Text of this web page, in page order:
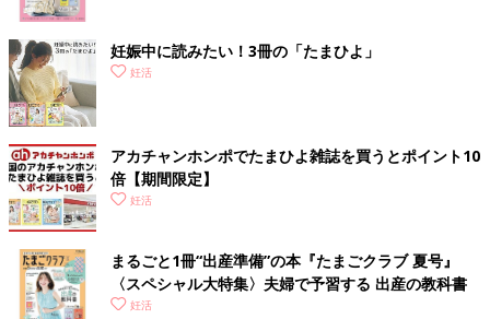
妊娠中に読みたい！3冊の「たまひよ」
妊活
アカチャンホンポでたまひよ雑誌を買うとポイント10
倍【期間限定】
妊活
まるごと1冊“出産準備”の本『たまごクラブ 夏号』
〈スペシャル大特集〉夫婦で予習する 出産の教科書
妊活